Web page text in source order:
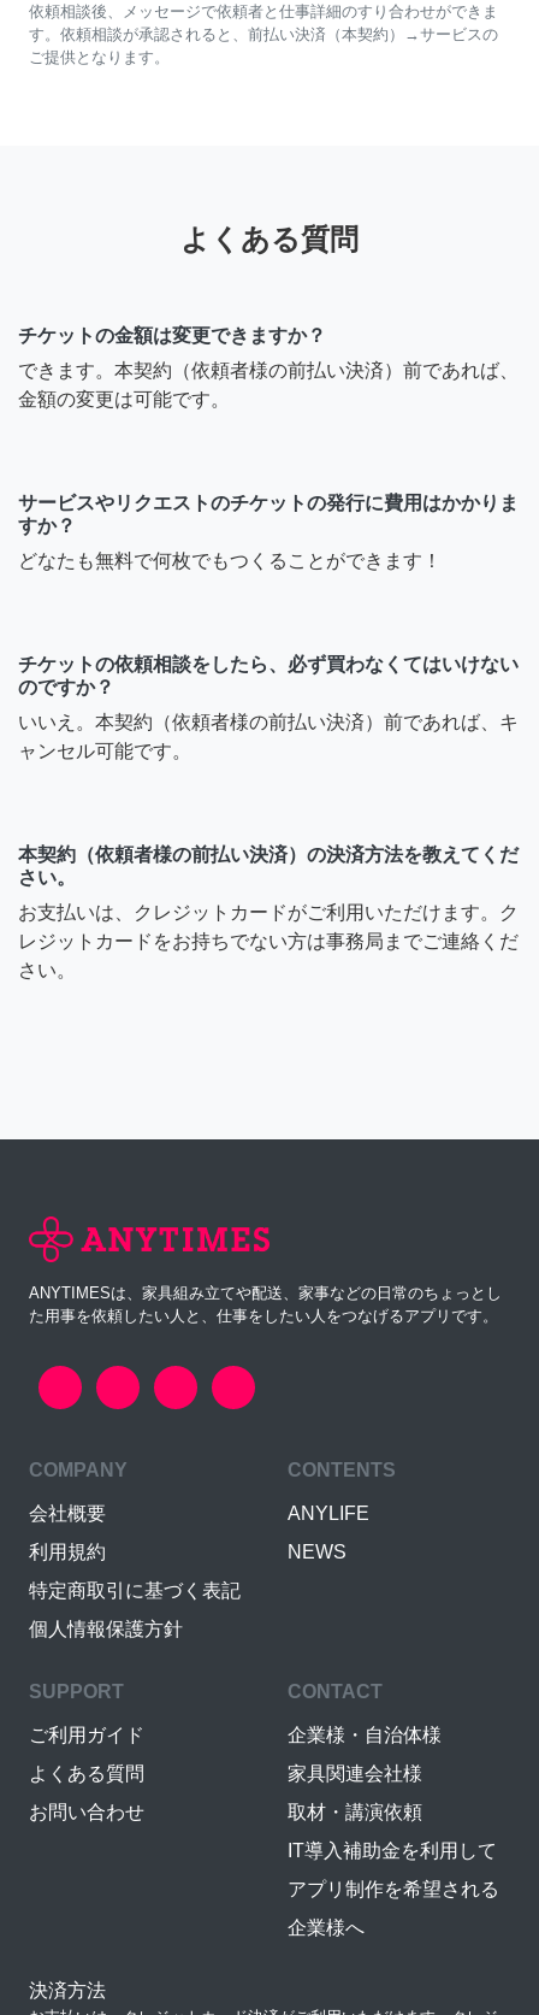
依頼相談後、メッセージで依頼者と仕事詳細のすり合わせができま
す。依頼相談が承認されると、前払い決済（本契約）→サービスの
ご提供となります。
よくある質問
チケットの金額は変更できますか？
できます。本契約（依頼者様の前払い決済）前であれば、
金額の変更は可能です。
サービスやリクエストのチケットの発行に費用はかかりま
すか？
どなたも無料で何枚でもつくることができます！
チケットの依頼相談をしたら、必ず買わなくてはいけない
のですか？
いいえ。本契約（依頼者様の前払い決済）前であれば、キ
ャンセル可能です。
本契約（依頼者様の前払い決済）の決済方法を教えてくだ
さい。
お支払いは、クレジットカードがご利用いただけます。ク
レジットカードをお持ちでない方は事務局までご連絡くだ
さい。
ANYTIMESは、家具組み立てや配送、家事などの日常のちょっとし
た用事を依頼したい人と、仕事をしたい人をつなげるアプリです。
COMPANY
会社概要
利用規約
特定商取引に基づく表記
個人情報保護方針
CONTENTS
ANYLIFE
NEWS
SUPPORT
ご利用ガイド
よくある質問
お問い合わせ
CONTACT
企業様・自治体様
家具関連会社様
取材・講演依頼
IT導入補助金を利用して
アプリ制作を希望される
企業様へ
決済方法